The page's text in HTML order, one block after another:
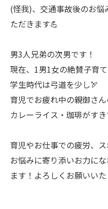
(怪我)、交通事故後のお
ただきます💪
男3人兄弟の次男です！
現在、1男1女の絶賛子育
学生時代は弓道を少し🏹
育児でお疲れ中の親御さ
カレーライス・珈琲がすき
育児やお仕事での疲労、
お悩みに寄り添いお力に
ます！よろしくお願いいた